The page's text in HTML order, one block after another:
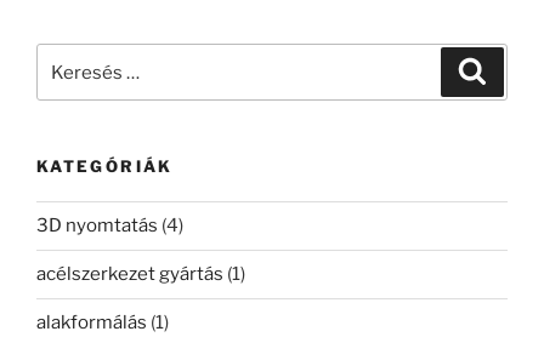
KATEGÓRIÁK
3D nyomtatás (4)
acélszerkezet gyártás (1)
alakformálás (1)